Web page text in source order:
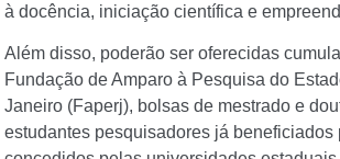
à docência, iniciação científica e
Além disso, poderão ser oferecidas
Fundação de Amparo à Pesquisa do
Janeiro (Faperj), bolsas de mestrado e
estudantes pesquisadores já beneficiados